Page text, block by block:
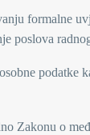
formalne
poslova
Zakonu o